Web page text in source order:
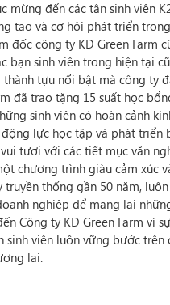
mừng đến các tân sinh viên
tạo và cơ hội phát triển
đốc công ty KD Green Farm
bạn sinh viên trong hiện tại
tựu nổi bật mà công ty
đã trao tặng 15 suất học
sinh viên có hoàn cảnh
lực học tập và phát triển
tươi với các tiết mục văn
chương trình giàu cảm xúc
thống gần 50 năm,
nghiệp để mang lại
Công ty KD Green Farm vì
sinh viên luôn vững bước
lai.